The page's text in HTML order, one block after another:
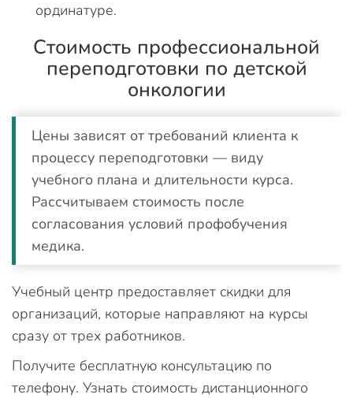
ординатуре.
Стоимость профессиональной
переподготовки по детской
онкологии
Цены зависят от требований клиента к
процессу переподготовки — виду
учебного плана и длительности курса.
Рассчитываем стоимость после
согласования условий профобучения
медика.
Учебный центр предоставляет скидки для
организаций, которые направляют на курсы
сразу от трех работников.
Получите бесплатную консультацию по
телефону. Узнать стоимость дистанционного